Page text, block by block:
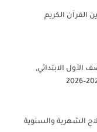
القرآن الكريم
الأول الابتدائي,
الشهرية والسنوية